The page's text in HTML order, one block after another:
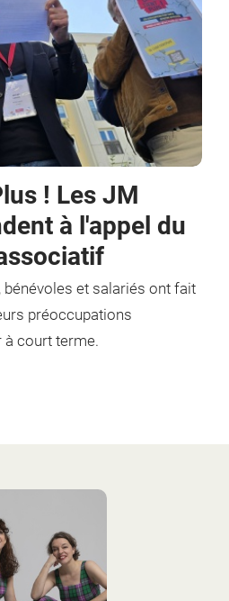
! Les JM
à l'appel du
et salariés ont fait
préoccupations
à court terme.